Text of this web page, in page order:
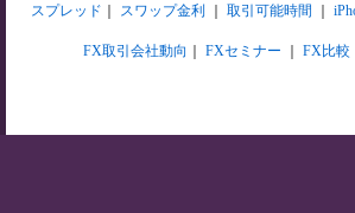
スプレッド
スワップ金利 取引可能時間
FX取引会社動向 FXセミナー FX比較